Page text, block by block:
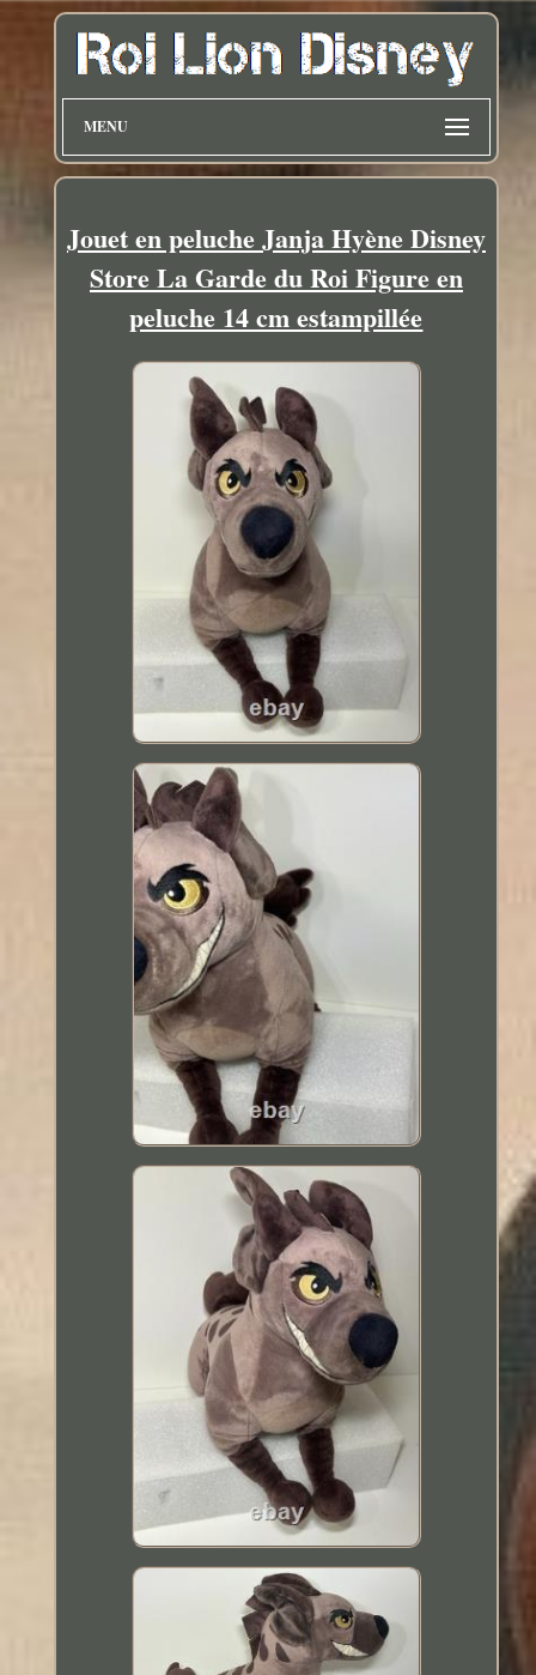
MENU
Jouet en peluche Janja Hyène Disney
Store La Garde du Roi Figure en
peluche 14 cm estampillée